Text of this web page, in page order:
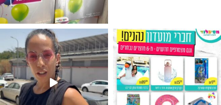
מין העובר רק במסיבלנד !! קיים